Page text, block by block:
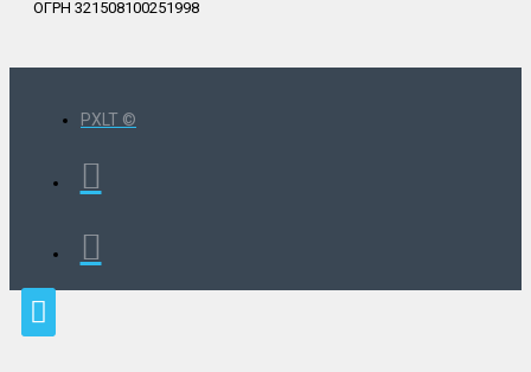
ОГРН 321508100251998
PXLT ©